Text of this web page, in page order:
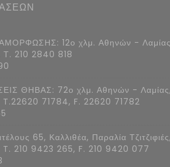
12ο χλμ. Αθηνών -
210 2840 818
ΘΗΒΑΣ: 72ο χλμ. Αθηνών - Λαμίας,
71784, F. 22620 71782
65, Καλλιθέα, Παραλία Τζιτζιφιές,
210 9423 265, F. 210 9420 077